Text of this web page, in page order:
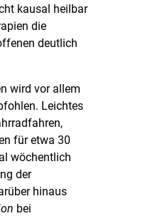
kausal heilbar
die
deutlich
wird vor allem
Leichtes
für etwa 30
wöchentlich
der
hinaus
bei